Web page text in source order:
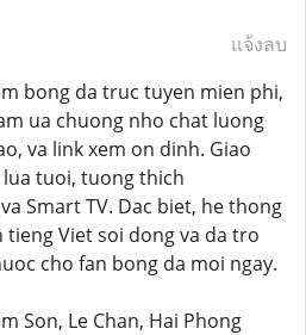
แจ้งลบ
bong da truc tuyen mien phi,
ua chuong nho chat luong
va link xem on dinh. Giao
tuoi, tuong thich
Smart TV. Dac biet, he thong
Viet soi dong va da tro
cho fan bong da moi ngay.
Son, Le Chan, Hai Phong